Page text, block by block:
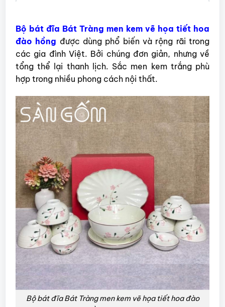
Bộ bát đĩa Bát Tràng men kem vẽ họa tiết hoa
đào hồng được dùng phổ biến và rộng rãi trong
các gia đình Việt. Bởi chúng đơn giản, nhưng về
tổng thể lại thanh lịch. Sắc men kem trắng phù
hợp trong nhiều phong cách nội thất.
Bộ bát đĩa Bát Tràng men kem vẽ họa tiết hoa đào